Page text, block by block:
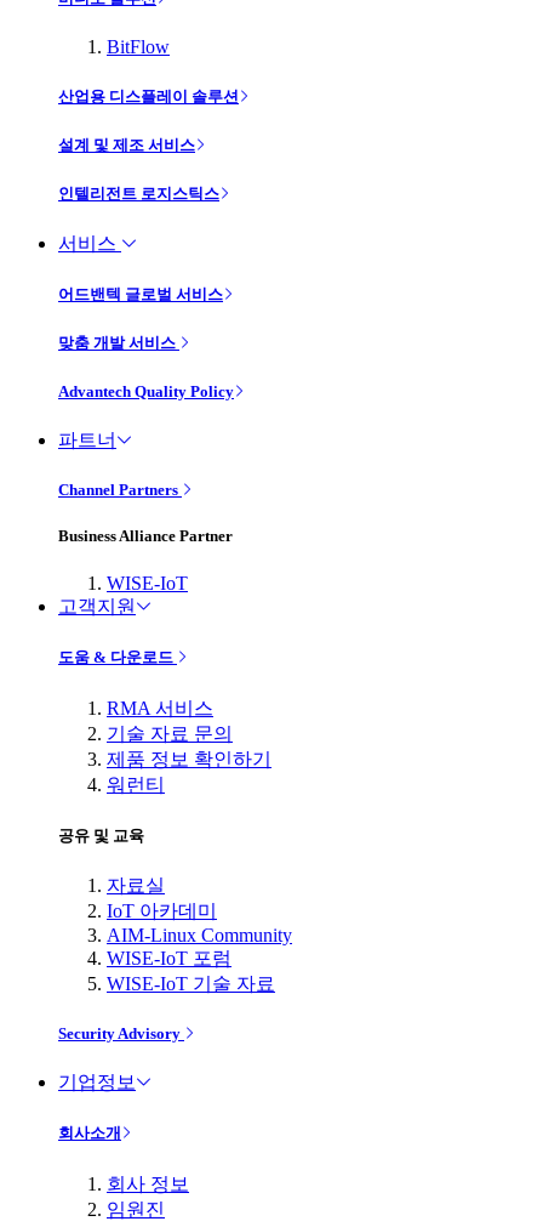
BitFlow
산업용 디스플레이 솔루션
설계 및 제조 서비스
인텔리전트 로지스틱스
서비스
어드밴텍 글로벌 서비스
맞춤 개발 서비스
Advantech Quality Policy
파트너
Channel Partners
Business Alliance Partner
WISE-IoT
고객지원
도움 & 다운로드
RMA 서비스
기술 자료 문의
제품 정보 확인하기
워런티
공유 및 교육
자료실
IoT 아카데미
AIM-Linux Community
WISE-IoT 포럼
WISE-IoT 기술 자료
Security Advisory
기업정보
회사소개
회사 정보
임원진